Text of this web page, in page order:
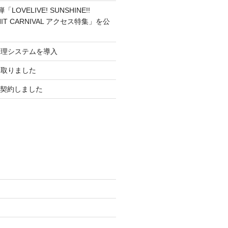
「LOVELIVE! SUNSHINE!!
CARNIVAL アクセス特集」を公
システムを導入
りました
約しました